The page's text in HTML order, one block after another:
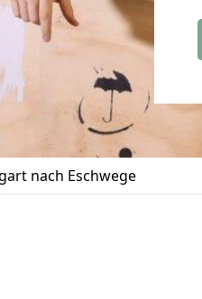
nach Eschwege